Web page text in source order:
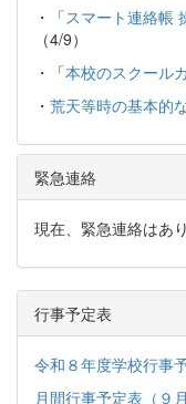
・「スマート連絡帳
（4/9）
・「本校のスクール
・ 荒天等時の基本的
緊急連絡
現在、緊急連絡はあ
行事予定表
令和８年度学校行事
月間行事予定表（９